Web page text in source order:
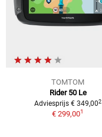
TOMTOM
Rider 50 Le
Adviesprijs € 349,002
€ 299,001